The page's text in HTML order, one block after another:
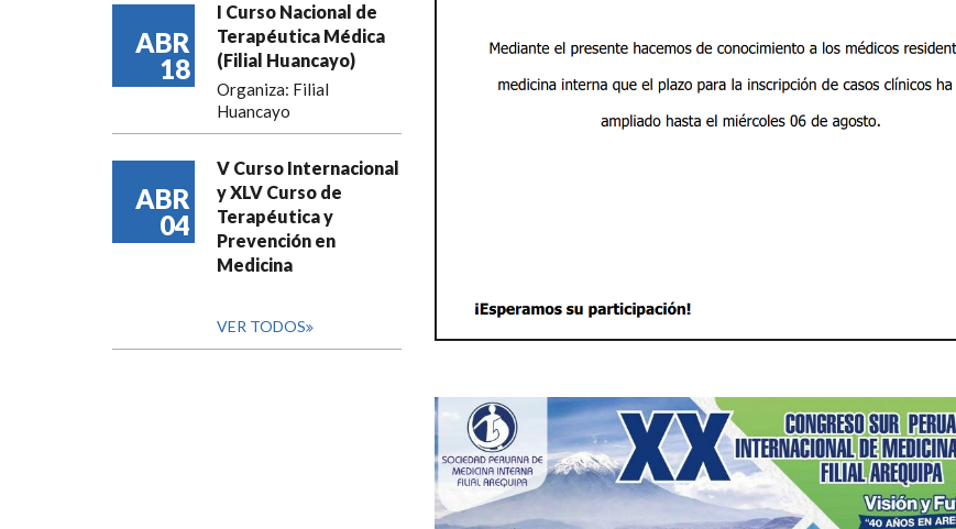
ABR
18
I Curso Nacional de
Terapéutica Médica
(Filial Huancayo)
Organiza: Filial
Huancayo
ABR
04
V Curso Internacional
y XLV Curso de
Terapéutica y
Prevención en
Medicina
VER TODOS